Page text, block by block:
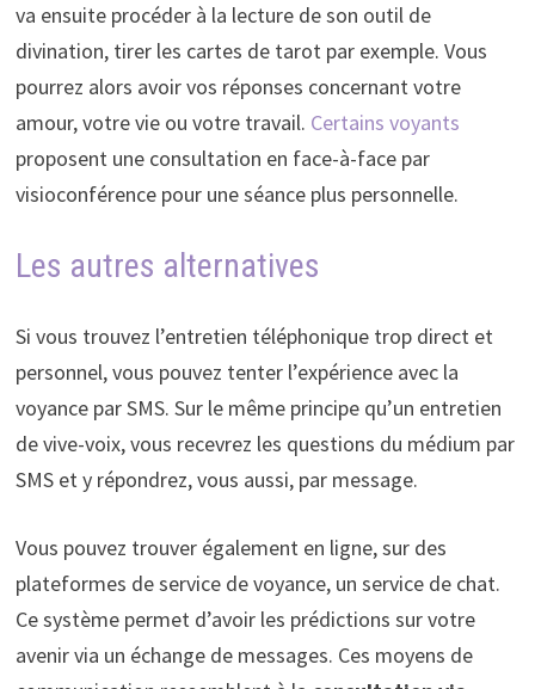
va ensuite procéder à la lecture de son outil de
divination, tirer les cartes de tarot par exemple. Vous
pourrez alors avoir vos réponses concernant votre
amour, votre vie ou votre travail. Certains voyants
proposent une consultation en face-à-face par
visioconférence pour une séance plus personnelle.
Les autres alternatives
Si vous trouvez l’entretien téléphonique trop direct et
personnel, vous pouvez tenter l’expérience avec la
voyance par SMS. Sur le même principe qu’un entretien
de vive-voix, vous recevrez les questions du médium par
SMS et y répondrez, vous aussi, par message.
Vous pouvez trouver également en ligne, sur des
plateformes de service de voyance, un service de chat.
Ce système permet d’avoir les prédictions sur votre
avenir via un échange de messages. Ces moyens de